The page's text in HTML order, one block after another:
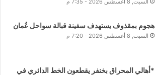
السبت, 8 أغسطس 2026 - 7:35 م
هجوم بمقذوف يستهدف سفينة قبالة سواحل عُمان
السبت, 8 أغسطس 2026 - 7:20 م
*أهالي المحراق بخنفر يقطعون الخط الدائري في